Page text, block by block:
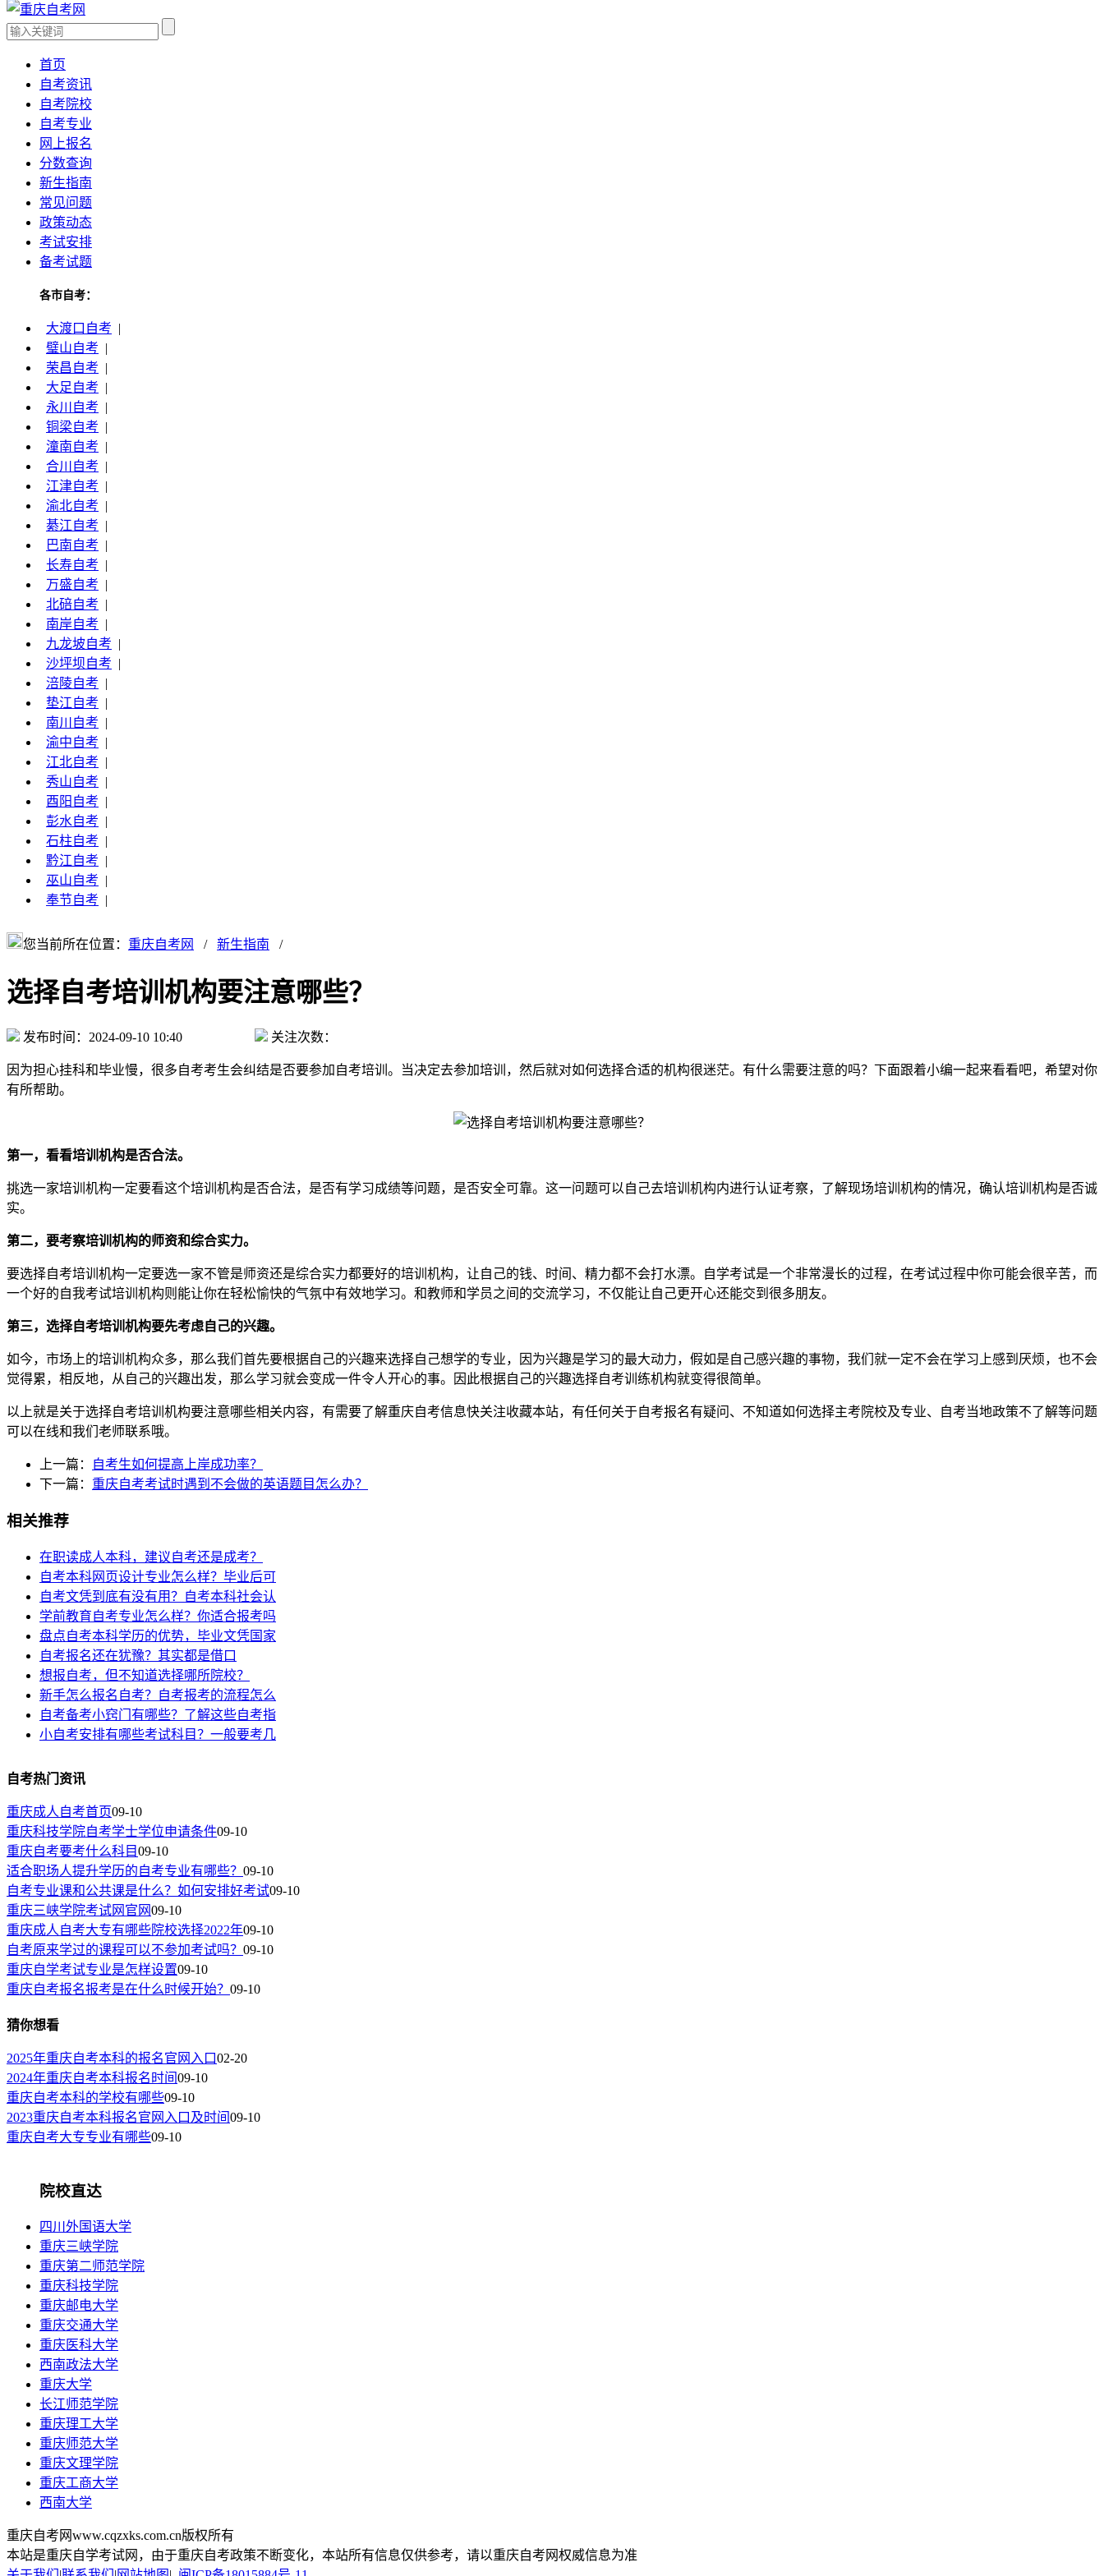
首页
自考资讯
自考院校
自考专业
网上报名
分数查询
新生指南
常见问题
政策动态
考试安排
备考试题
各市自考：
大渡口自考 |
璧山自考 |
荣昌自考 |
大足自考 |
永川自考 |
铜梁自考 |
潼南自考 |
合川自考 |
江津自考 |
渝北自考 |
綦江自考 |
巴南自考 |
长寿自考 |
万盛自考 |
北碚自考 |
南岸自考 |
九龙坡自考 |
沙坪坝自考 |
涪陵自考 |
垫江自考 |
南川自考 |
渝中自考 |
江北自考 |
秀山自考 |
酉阳自考 |
彭水自考 |
石柱自考 |
黔江自考 |
巫山自考 |
奉节自考 |
您当前所在位置： 重庆自考网 / 新生指南 /
选择自考培训机构要注意哪些？
发布时间：2024-09-10 10:40 关注次数：
因为担心挂科和毕业慢，很多自考考生会纠结是否要参加自考培训。当决定去参加培训，然后就对如何选择合适的机构很迷茫。有什么需要注意的吗？下面跟着小编一起来看看吧，希望对你
有所帮助。
第一，看看培训机构是否合法。
挑选一家培训机构一定要看这个培训机构是否合法，是否有学习成绩等问题，是否安全可靠。这一问题可以自己去培训机构内进行认证考察，了解现场培训机构的情况，确认培训机构是否诚
实。
第二，要考察培训机构的师资和综合实力。
要选择自考培训机构一定要选一家不管是师资还是综合实力都要好的培训机构，让自己的钱、时间、精力都不会打水漂。自学考试是一个非常漫长的过程，在考试过程中你可能会很辛苦，而
一个好的自我考试培训机构则能让你在轻松愉快的气氛中有效地学习。和教师和学员之间的交流学习，不仅能让自己更开心还能交到很多朋友。
第三，选择自考培训机构要先考虑自己的兴趣。
如今，市场上的培训机构众多，那么我们首先要根据自己的兴趣来选择自己想学的专业，因为兴趣是学习的最大动力，假如是自己感兴趣的事物，我们就一定不会在学习上感到厌烦，也不会
觉得累，相反地，从自己的兴趣出发，那么学习就会变成一件令人开心的事。因此根据自己的兴趣选择自考训练机构就变得很简单。
以上就是关于选择自考培训机构要注意哪些相关内容，有需要了解重庆自考信息快关注收藏本站，有任何关于自考报名有疑问、不知道如何选择主考院校及专业、自考当地政策不了解等问题
可以在线和我们老师联系哦。
上一篇：
自考生如何提高上岸成功率？
下一篇： 重庆自考考试时遇到不会做的英语题目怎么办？
相关推荐
在职读成人本科，建议自考还是成考？
自考本科网页设计专业怎么样？毕业后可
自考文凭到底有没有用？自考本科社会认
学前教育自考专业怎么样？你适合报考吗
盘点自考本科学历的优势，毕业文凭国家
自考报名还在犹豫？其实都是借口
想报自考，但不知道选择哪所院校？
新手怎么报名自考？自考报考的流程怎么
自考备考小窍门有哪些？了解这些自考指
小自考安排有哪些考试科目？一般要考几
自考热门资讯
重庆成人自考首页09-10
重庆科技学院自考学士学位申请条件09-10
重庆自考要考什么科目09-10
适合职场人提升学历的自考专业有哪些？ 09-10
自考专业课和公共课是什么？如何安排好考试09-10
重庆三峡学院考试网官网09-10
重庆成人自考大专有哪些院校选择2022年09-10
自考原来学过的课程可以不参加考试吗？ 09-10
重庆自学考试专业是怎样设置09-10
重庆自考报名报考是在什么时候开始？ 09-10
猜你想看
2025年重庆自考本科的报名官网入口02-20
2024年重庆自考本科报名时间09-10
重庆自考本科的学校有哪些09-10
2023重庆自考本科报名官网入口及时间09-10
重庆自考大专专业有哪些09-10
院校直达
四川外国语大学
重庆三峡学院
重庆第二师范学院
重庆科技学院
重庆邮电大学
重庆交通大学
重庆医科大学
西南政法大学
重庆大学
长江师范学院
重庆理工大学
重庆师范大学
重庆文理学院
重庆工商大学
西南大学
重庆自考网www.cqzxks.com.cn版权所有
本站是重庆自学考试网，由于重庆自考政策不断变化，本站所有信息仅供参考，请以重庆自考网权威信息为准